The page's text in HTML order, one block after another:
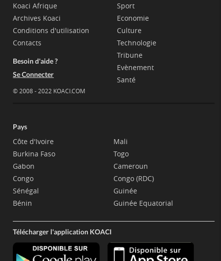
Koaci Afrique
Archives Koaci
Conditions d'utilisation
Contacts
Besoin d'aide ?
Se Connecter
© 2008 - 2022 KOACI.COM
Sport
Economie
Culture
Technologie
Tribune
Evènement
Santé
Pays
Côte d'Ivoire
Burkina Faso
Gabon
Congo
Sénégal
Bénin
Mali
Togo
Cameroun
Congo (RDC)
Guinée
Guinée Equatorial
Télécharger l'application KOACI